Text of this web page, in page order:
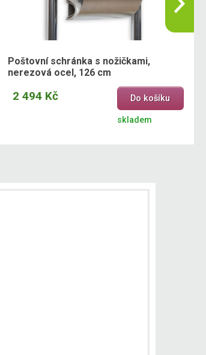
Poštovní schránka s nožičkami,
nerezová ocel, 126 cm
2 494 Kč Do košíku
skladem